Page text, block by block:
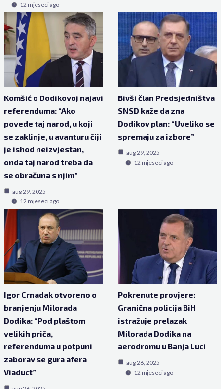
12 mjeseci ago
Komšić o Dodikovoj najavi
referenduma: “Ako
povede taj narod, u koji
se zaklinje, u avanturu čiji
je ishod neizvjestan,
onda taj narod treba da
se obračuna s njim”
aug 29, 2025
12 mjeseci ago
Bivši član Predsjedništva
SNSD kaže da zna
Dodikov plan: “Uveliko se
spremaju za izbore”
aug 29, 2025
12 mjeseci ago
Igor Crnadak otvoreno o
branjenju Milorada
Dodika: “Pod plaštom
velikih priča,
referenduma u potpuni
zaborav se gura afera
Viaduct”
Pokrenute provjere:
Granična policija BiH
istražuje prelazak
Milorada Dodika na
aerodromu u Banja Luci
aug 26, 2025
12 mjeseci ago